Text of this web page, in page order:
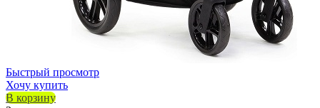
Быстрый просмотр
Хочу купить
В корзину